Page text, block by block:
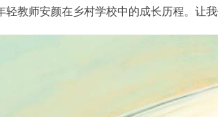
轻教师安颜在乡村学校中的成长历程。让